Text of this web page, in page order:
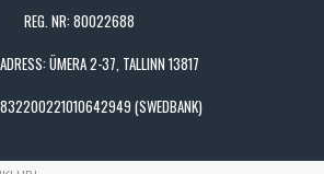
REG. NR: 80022688
ÜMERA 2-37, TALLINN 13817
(SWEDBANK)